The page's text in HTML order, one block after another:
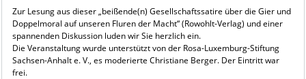
Zur Lesung aus dieser „beißende(n) Gesellschaftssatire über die Gier und
Doppelmoral auf unseren Fluren der Macht“ (Rowohlt-Verlag) und einer
spannenden Diskussion luden wir Sie herzlich ein.
Die Veranstaltung wurde unterstützt von der Rosa-Luxemburg-Stiftung
Sachsen-Anhalt e. V., es moderierte Christiane Berger. Der Eintritt war
frei.